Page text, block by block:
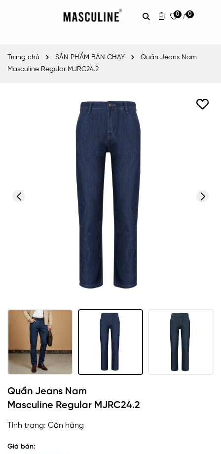
0 0
Trang chủ SẢN PHẨM BÁN CHẠY
Quần Jeans Nam
Masculine Regular MJRC24.2
Quần Jeans Nam
Masculine Regular MJRC24.2
Tình trạng: Còn hàng
Giá bán: